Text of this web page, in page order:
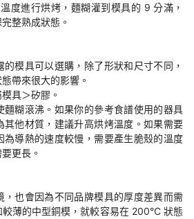
度進行烘烤，麵糊灌到模具的 9 分滿，
整熟成狀態。
模具可以選購，除了形狀和尺寸不同，
帶來很大的影響。
具＞矽膠。
麵糊滾沸。如果你的參考食譜使用的器具
其他材質，建議升高烘烤溫度。如果需要
為導熱的速度較慢，需要產生脆殼的溫度
更長。
，也會因為不同品牌模具的厚度差異而需
薄的中型銅模，就較容易在 200°C 狀態